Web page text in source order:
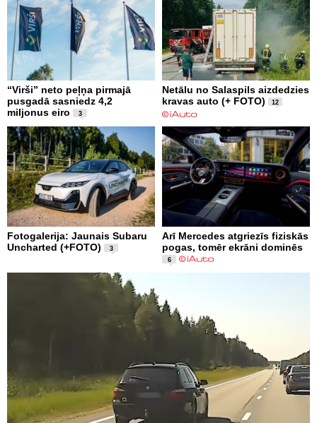
“Virši” neto peļņa pirmajā
pusgadā sasniedz 4,2
miljonus eiro
3
Netālu no Salaspils aizdedzies
kravas auto (+ FOTO)
12
Fotogalerija: Jaunais Subaru
Uncharted (+FOTO)
3
Arī Mercedes atgriezīs fiziskās
pogas, tomēr ekrāni dominēs
6